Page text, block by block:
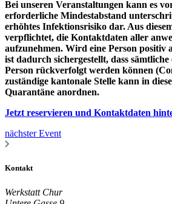
Bei unseren Veranstaltungen kann es
erforderliche Mindestabstand
erhöhtes Infektionsrisiko dar. Aus
verpflichtet, die Kontaktdaten aller
aufzunehmen. Wird eine Person positiv
ist dadurch sichergestellt, dass
Person rückverfolgt werden können
zuständige kantonale Stelle kann in
Quarantäne anordnen.
Jetzt reservieren und Kontaktdaten
nächster Event
Kontakt
Werkstatt Chur